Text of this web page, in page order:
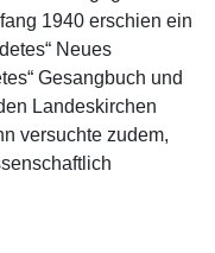
1940 erschien ein
Neues
Gesangbuch und
Landeskirchen
versuchte zudem,